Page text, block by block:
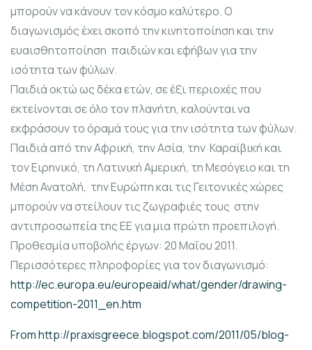
μπορούν να κάνουν τον κόσμο καλύτερο. Ο
διαγωνισμός έχει σκοπό την κινητοποίηση και την
ευαισθητοποίηση παιδιών και εφήβων για την
ισότητα των φύλων.
Παιδιά οκτώ ως δέκα ετών, σε έξι περιοχές που
εκτείνονται σε όλο τον πλανήτη, καλούνται να
εκφράσουν το όραμά τους για την ισότητα των φύλων.
Παιδιά από την Αφρική, την Ασία, την Καραϊβική και
τον Ειρηνικό, τη Λατινική Αμερική, τη Μεσόγειο και τη
Μέση Ανατολή, την Ευρώπη και τις Γειτονικές χώρες
μπορούν να στείλουν τις ζωγραφιές τους στην
αντιπροσωπεία της ΕΕ για μια πρώτη προεπιλογή.
Προθεσμία υποβολής έργων: 20 Μαΐου 2011.
Περισσότερες πληροφορίες για τον διαγωνισμό:
http://ec.europa.eu/europeaid/what/gender/drawing-
competition-2011_en.htm
From http://praxisgreece.blogspot.com/2011/05/blog-